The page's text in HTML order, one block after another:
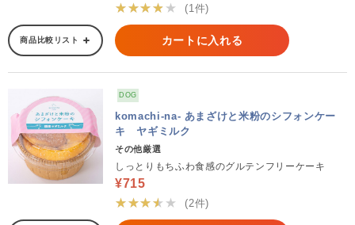
★★★★★
(1件)
商品比較リスト カートに入れる
DOG
komachi-na- あまざけと米粉のシフォンケー
キ ヤギミルク
その他厳選
しっとりもちふわ食感のグルテンフリーケーキ
¥715
★★★★★
(2件)